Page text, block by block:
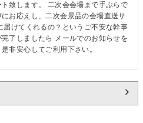
致します。 二次会会場まで手ぶらで
お応えし、二次会景品の会場直送サ
届けてくれるの？というご不安な幹事
了しましたら メールでのお知らせを
非安心してご利用下さい。